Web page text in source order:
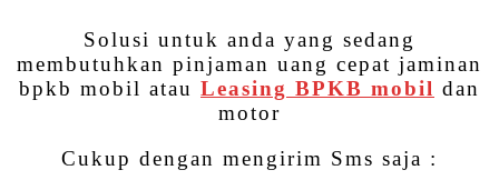
Solusi untuk anda yang sedang
membutuhkan pinjaman uang cepat jaminan
bpkb mobil atau Leasing BPKB mobil dan
motor
Cukup dengan mengirim Sms saja :